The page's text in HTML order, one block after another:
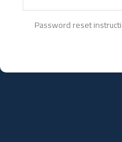
Password reset